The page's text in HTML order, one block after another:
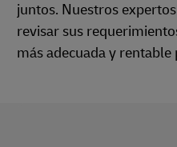
juntos. Nuestros
revisar sus
más adecuada y rentable